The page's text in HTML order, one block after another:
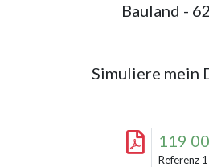
Bauland -
Simuliere mein
119
Referenz